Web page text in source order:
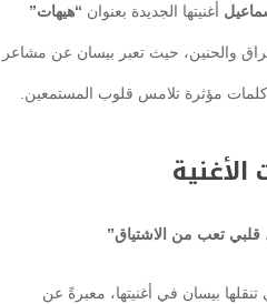
أغنيتها الجديدة بعنوان “هيهات”
والحنين، حيث تعبر بيسان عن مشاعر
مؤثرة تلامس قلوب المستمعين.
الأغنية
قلبي تعب من الاشتياق”
بيسان في أغنيتها، معبرةً عن